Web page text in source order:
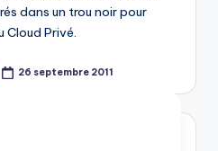
dans un trou noir pour
Cloud Privé.
26 septembre 2011